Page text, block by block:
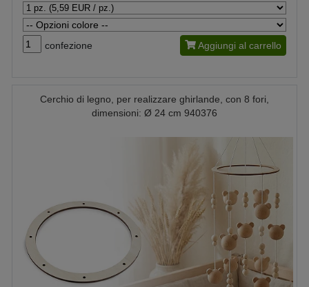
confezione Aggiungi al carrello
Cerchio di legno, per realizzare ghirlande, con 8 fori,
dimensioni: Ø 24 cm 940376